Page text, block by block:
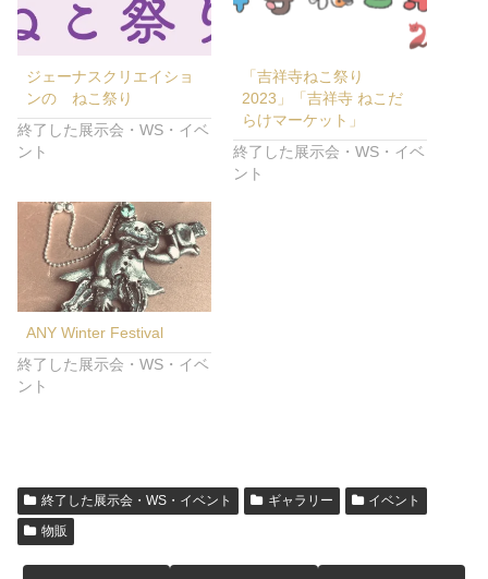
ジェーナスクリエイショ
ンの ねこ祭り
終了した展示会・WS・イベ
ント
「吉祥寺ねこ祭り
2023」「吉祥寺 ねこだ
らけマーケット」
終了した展示会・WS・イベ
ント
ANY Winter Festival
終了した展示会・WS・イベ
ント
終了した展示会・WS・イベント ギャラリー
イベント
物販